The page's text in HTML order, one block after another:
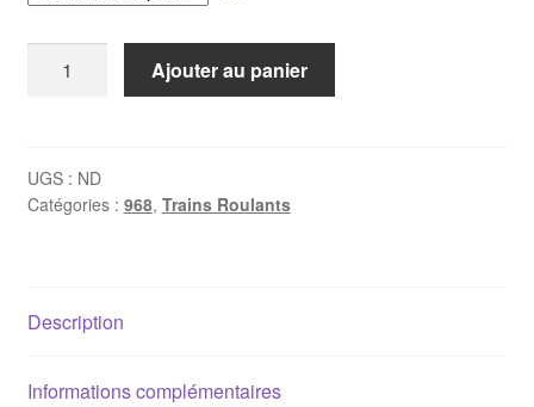
de
triangle
/
Ajouter au panier
UGS : ND
Catégories : 968, Trains Roulants
Description
Informations complémentaires